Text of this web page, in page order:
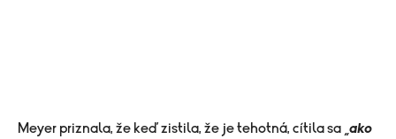
​Meyer priznala, že keď zistila, že je tehotná, cítila sa „ ako